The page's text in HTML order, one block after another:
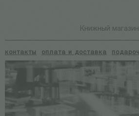
Книжный магазин
контакты оплата и доставка